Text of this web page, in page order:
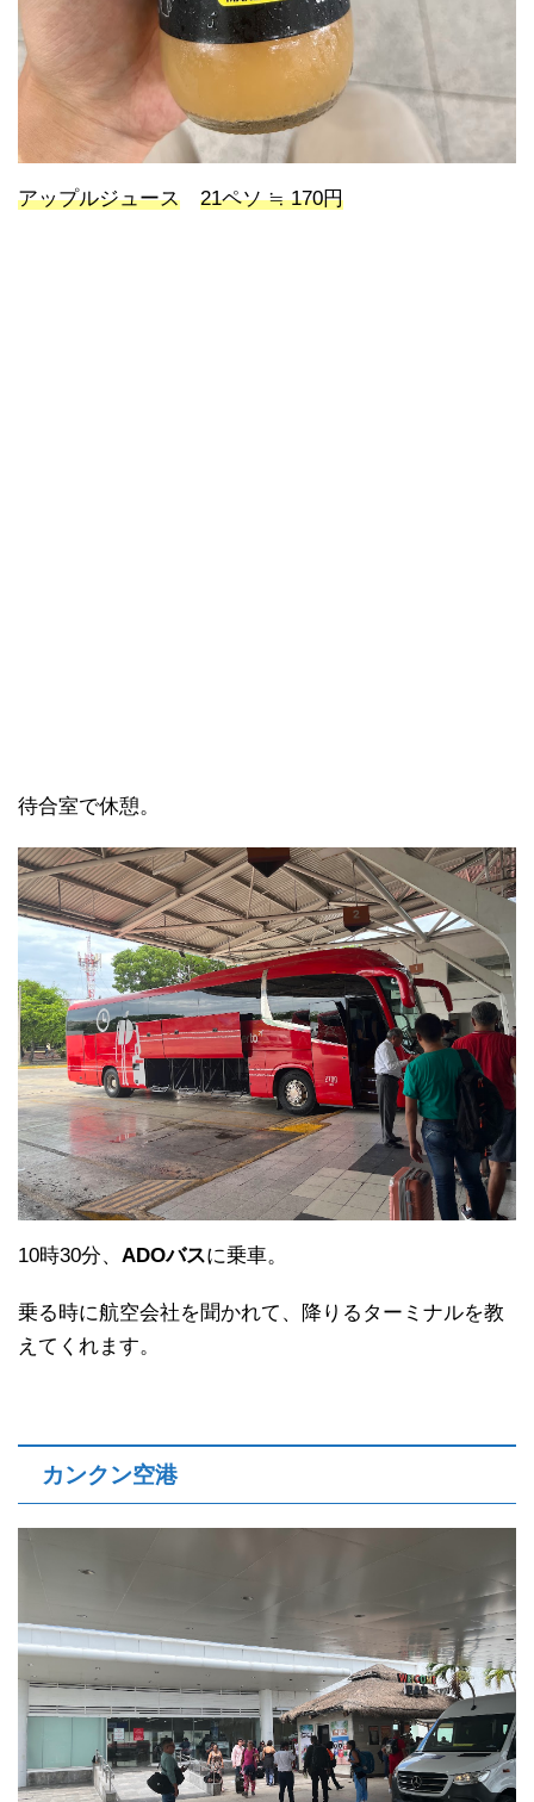
アップルジュース 21ペソ ≒ 170円
待合室で休憩。
10時30分、 ADOバスに乗車。
乗る時に航空会社を聞かれて、降りるターミナルを教
えてくれます。
カンクン空港